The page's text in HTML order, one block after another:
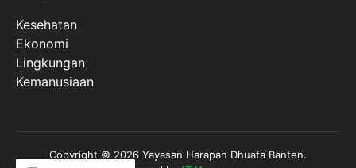
Kesehatan
Ekonomi
Lingkungan
Kemanusiaan
Copyright © 2026 Yayasan Harapan Dhuafa Banten.